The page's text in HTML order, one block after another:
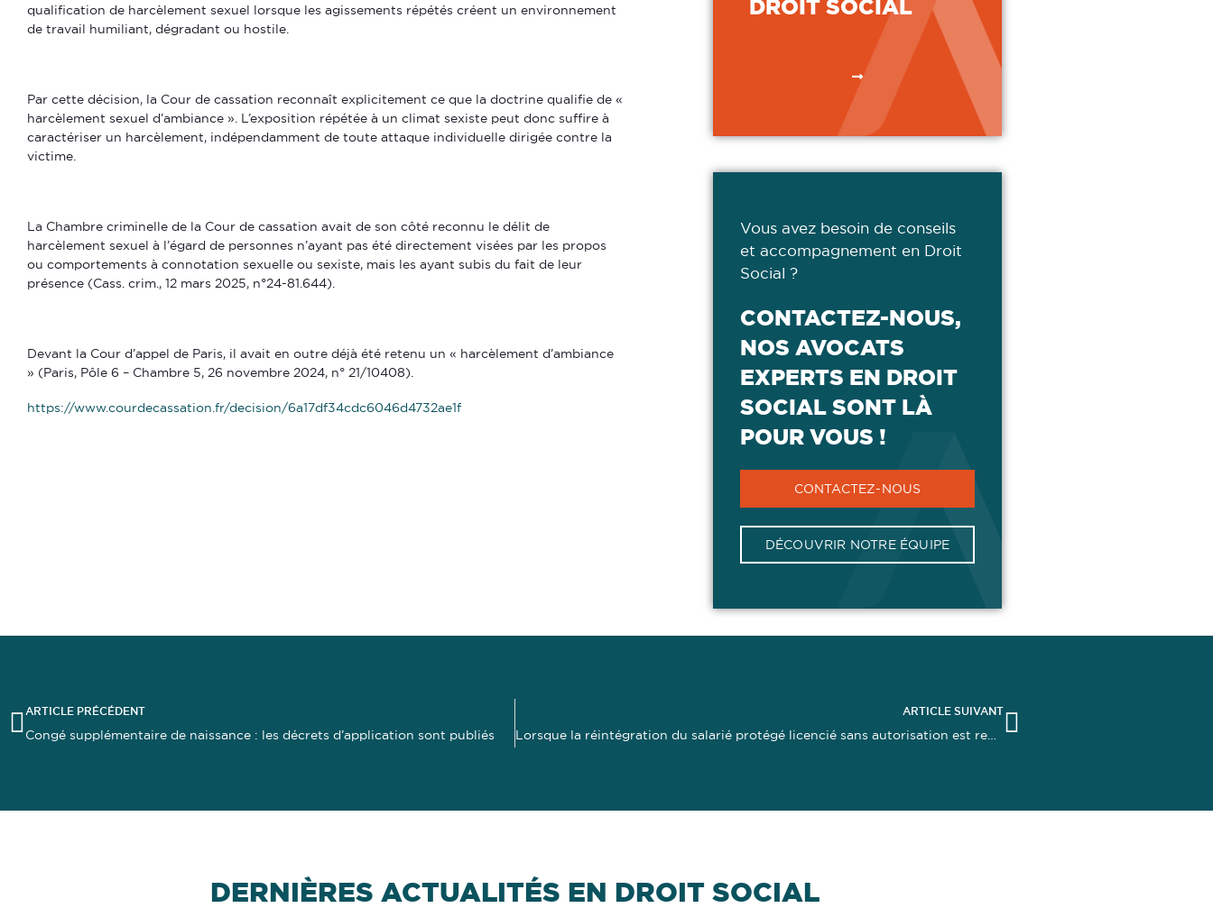
qualification de harcèlement sexuel lorsque les agissements répétés créent un environnement
de travail humiliant, dégradant ou hostile.
Par cette décision, la Cour de cassation reconnaît explicitement ce que la doctrine qualifie de «
harcèlement sexuel d’ambiance ». L’exposition répétée à un climat sexiste peut donc suffire à
caractériser un harcèlement, indépendamment de toute attaque individuelle dirigée contre la
victime.
La Chambre criminelle de la Cour de cassation avait de son côté reconnu le délit de
harcèlement sexuel à l’égard de personnes n’ayant pas été directement visées par les propos
ou comportements à connotation sexuelle ou sexiste, mais les ayant subis du fait de leur
présence (Cass. crim., 12 mars 2025, n°24-81.644).
Devant la Cour d’appel de Paris, il avait en outre déjà été retenu un « harcèlement d’ambiance
» (Paris, Pôle 6 – Chambre 5, 26 novembre 2024, n° 21/10408).
https://www.courdecassation.fr/decision/6a17df34cdc6046d4732ae1f
DROIT SOCIAL
Vous avez besoin de conseils
et accompagnement en Droit
Social ?
CONTACTEZ-NOUS,
NOS AVOCATS
EXPERTS EN DROIT
SOCIAL SONT LÀ
POUR VOUS !
CONTACTEZ-NOUS
DÉCOUVRIR NOTRE ÉQUIPE
ARTICLE PRÉCÉDENT
Congé supplémentaire de naissance : les décrets d’application sont publiés
ARTICLE SUIVANT
Lorsque la réintégration du salarié protégé licencié sans autorisation est rendue impossible par ses agissements
DERNIÈRES ACTUALITÉS EN DROIT SOCIAL